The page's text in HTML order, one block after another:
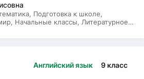
Подготовка к школе,
Начальные классы, Литературное
Английский язык 9 класс